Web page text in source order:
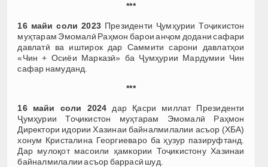
***
16 майи соли 2023 Президенти Ҷумҳурии Тоҷикистон
муҳтарам Эмомалӣ Раҳмон барои анҷом додани сафари
давлатӣ ва иштирок дар Саммити сарони давлатҳои
«Чин + Осиёи Марказӣ» ба Ҷумҳурии Мардумии Чин
сафар намуданд.
***
16 майи соли 2024 дар Қасри миллат Президенти
Ҷумҳурии Тоҷикистон муҳтарам Эмомалӣ Раҳмон
Директори идории Хазинаи байналмилалии асъор (ХБА)
хонум Кристалина Георгиеваро ба ҳузур пазируфтанд.
Дар мулоқот масоили ҳамкории Тоҷикистону Хазинаи
байналмилалии асъор баррасӣ шуд.